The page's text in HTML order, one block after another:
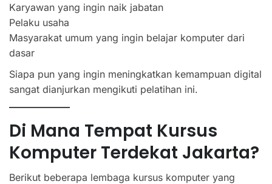
Karyawan yang ingin naik jabatan
Pelaku usaha
Masyarakat umum yang ingin belajar komputer dari
dasar
Siapa pun yang ingin meningkatkan kemampuan digital
sangat dianjurkan mengikuti pelatihan ini.
Di Mana Tempat Kursus
Komputer Terdekat Jakarta?
Berikut beberapa lembaga kursus komputer yang